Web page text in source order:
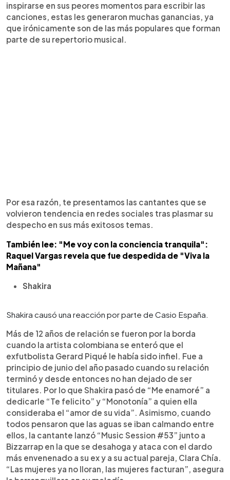
inspirarse en sus peores momentos para escribir las
canciones, estas les generaron muchas ganancias, ya
que irónicamente son de las más populares que forman
parte de su repertorio musical.
Por esa razón, te presentamos las cantantes que se
volvieron tendencia en redes sociales tras plasmar su
despecho en sus más exitosos temas.
También lee: "Me voy con la conciencia tranquila":
Raquel Vargas revela que fue despedida de "Viva la
Mañana"
Shakira
Shakira causó una reacción por parte de Casio España.
Más de 12 años de relación se fueron por la borda
cuando la artista colombiana se enteró que el
exfutbolista Gerard Piqué le había sido infiel. Fue a
principio de junio del año pasado cuando su relación
terminó y desde entonces no han dejado de ser
titulares. Por lo que Shakira pasó de “Me enamoré” a
dedicarle “Te felicito” y “Monotonía” a quien ella
consideraba el “amor de su vida”. Asimismo, cuando
todos pensaron que las aguas se iban calmando entre
ellos, la cantante lanzó “Music Session #53” junto a
Bizzarrap en la que se desahoga y ataca con el dardo
más envenenado a su ex y a su actual pareja, Clara Chía.
“Las mujeres ya no lloran, las mujeres facturan”, asegura